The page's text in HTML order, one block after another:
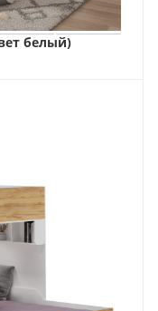
белый)